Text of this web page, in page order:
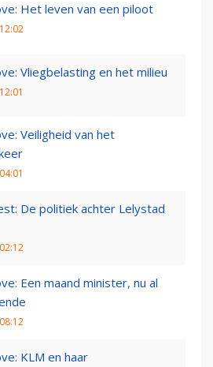
Het leven van een piloot
Vliegbelasting en het milieu
Veiligheid van het
De politiek achter Lelystad
Een maand minister, nu al
KLM en haar